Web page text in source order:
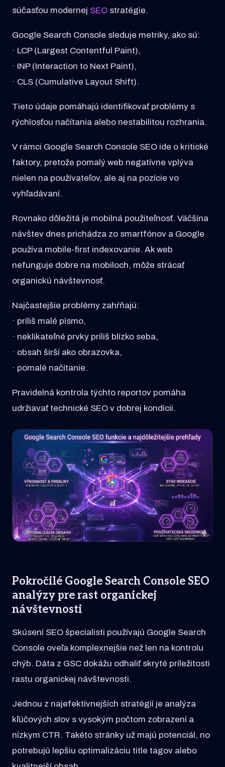
súčasťou modernej SEO stratégie.
Google Search Console sleduje metriky, ako sú:
· LCP (Largest Contentful Paint),
· INP (Interaction to Next Paint),
· CLS (Cumulative Layout Shift).
Tieto údaje pomáhajú identifikovať problémy s
rýchlosťou načítania alebo nestabilitou rozhrania.
V rámci Google Search Console SEO ide o kritické
faktory, pretože pomalý web negatívne vplýva
nielen na používateľov, ale aj na pozície vo
vyhľadávaní.
Rovnako dôležitá je mobilná použiteľnosť. Väčšina
návštev dnes prichádza zo smartfónov a Google
používa mobile-first indexovanie. Ak web
nefunguje dobre na mobiloch, môže strácať
organickú návštevnosť.
Najčastejšie problémy zahŕňajú:
· príliš malé písmo,
· neklikateľné prvky príliš blízko seba,
· obsah širší ako obrazovka,
· pomalé načítanie.
Pravidelná kontrola týchto reportov pomáha
udržiavať technické SEO v dobrej kondícii.
Pokročilé Google Search Console SEO
analýzy pre rast organickej
návštevnosti
Skúsení SEO špecialisti používajú Google Search
Console oveľa komplexnejšie než len na kontrolu
chýb. Dáta z GSC dokážu odhaliť skryté príležitosti
rastu organickej návštevnosti.
Jednou z najefektívnejších stratégií je analýza
kľúčových slov s vysokým počtom zobrazení a
nízkym CTR. Takéto stránky už majú potenciál, no
potrebujú lepšiu optimalizáciu title tagov alebo